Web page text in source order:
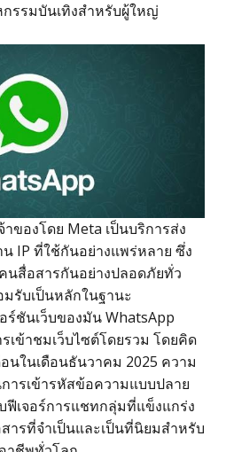
รรมบันเทิงสำหรับผู้ใหญ่
าของโดย Meta เป็นบริการส่ง
IP ที่ใช้กันอย่างแพร่หลาย ซึ่ง
นสื่อสารกันอย่างปลอดภัยทั่ว
รับเป็นหลักในฐานะ
ร์ชันเว็บของมัน WhatsApp
ข้าชมเว็บไซต์โดยรวม โดยคิด
นในเดือนธันวาคม 2025 ความ
ารเข้ารหัสข้อความแบบปลาย
ฟีเจอร์การแชทกลุ่มที่แข็งแกร่ง
ารที่จำเป็นและเป็นที่นิยมสำหรับ